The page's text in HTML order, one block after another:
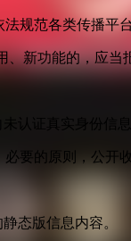
规范各类传播平
新功能的，应
认证真实身份信
要的原则，公
态版信息内容。